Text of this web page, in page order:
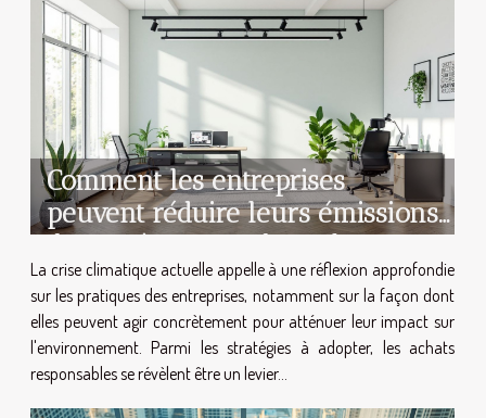
Comment les entreprises
peuvent réduire leurs émissions
de CO2 à travers des achats
responsables
La crise climatique actuelle appelle à une réflexion approfondie
sur les pratiques des entreprises, notamment sur la façon dont
elles peuvent agir concrètement pour atténuer leur impact sur
l'environnement. Parmi les stratégies à adopter, les achats
responsables se révèlent être un levier...